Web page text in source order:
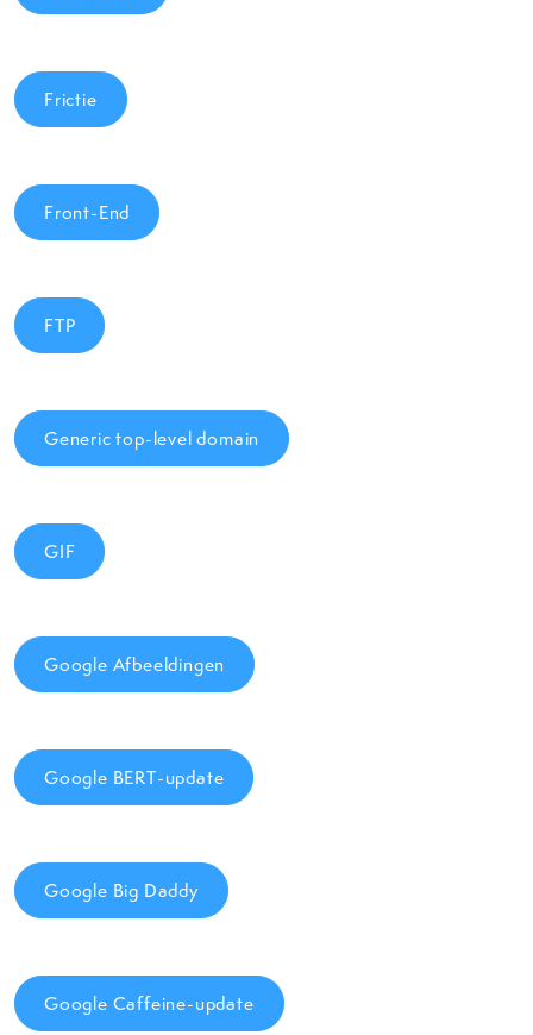
Frictie
Front-End
FTP
Generic top-level domain
GIF
Google Afbeeldingen
Google BERT-update
Google Big Daddy
Google Caffeine-update